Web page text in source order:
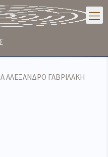
ΑΛΕΞΑΝΔΡΟ ΓΑΒΡΙΛΑΚΗ